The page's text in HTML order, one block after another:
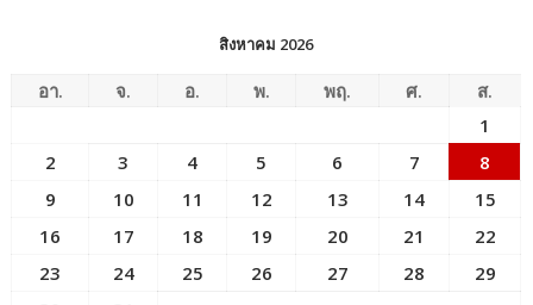
สิงหาคม 2026
อา. จ. อ. พ. พฤ. ศ.
ส.
1
2
3 4 5 6 7
8
9
10 11 12 13 14
15
16
17 18 19 20 21
22
23
24 25 26 27 28
29